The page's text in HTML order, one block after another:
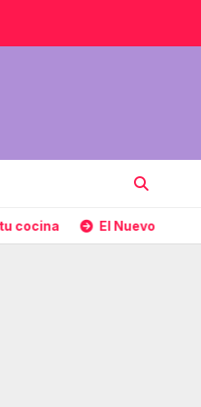
El Nuevo Paradigma de la